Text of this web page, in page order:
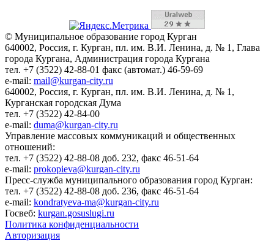
© Муниципальное образование город Курган
640002, Россия, г. Курган, пл. им. В.И. Ленина, д. № 1, Глава
города Кургана, Администрация города Кургана
тел. +7 (3522) 42-88-01 факс (автомат.) 46-59-69
e-mail: mail@kurgan-city.ru
640002, Россия, г. Курган, пл. им. В.И. Ленина, д. № 1,
Курганская городская Дума
тел. +7 (3522) 42-84-00
e-mail: duma@kurgan-city.ru
Управление массовых коммуникаций и общественных
отношений:
тел. +7 (3522) 42-88-08 доб. 232, факс 46-51-64
e-mail: prokopieva@kurgan-city.ru
Пресс-служба муниципального образования город Курган:
тел. +7 (3522) 42-88-08 доб. 236, факс 46-51-64
e-mail: kondratyeva-ma@kurgan-city.ru
Госвеб: kurgan.gosuslugi.ru
Политика конфиденциальности
Авторизация